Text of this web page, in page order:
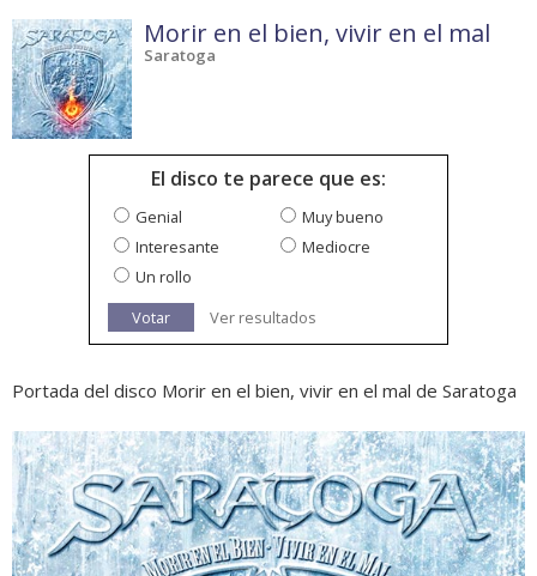
Morir en el bien, vivir en el mal
Saratoga
El disco te parece que es:
Genial
Muy bueno
Interesante
Mediocre
Un rollo
Votar
Ver resultados
Portada del disco Morir en el bien, vivir en el mal de Saratoga